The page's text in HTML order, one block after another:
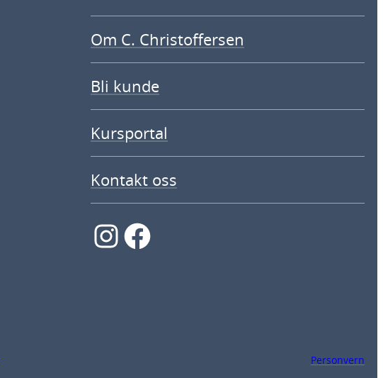
Om C. Christoffersen
Bli kunde
Kursportal
Kontakt oss
InstagramFacebook
Personvern